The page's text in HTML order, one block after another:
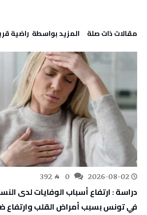
‫مقالات ذات صلة‬ ‫‫المزيد بواسطة‬ ‬ راضية
2026-08-02
392
دراسة : ارتفاع أسباب الوفايات لدى
في تونس بسبب أمراض القلب وارتفاع